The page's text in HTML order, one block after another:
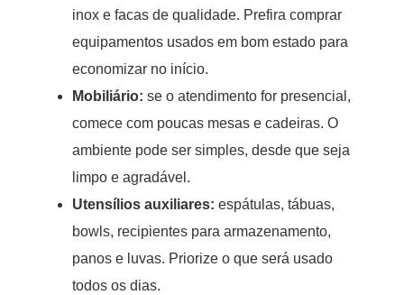
inox e facas de qualidade. Prefira comprar
equipamentos usados em bom estado para
economizar no início.
Mobiliário: se o atendimento for presencial,
comece com poucas mesas e cadeiras. O
ambiente pode ser simples, desde que seja
limpo e agradável.
Utensílios auxiliares: espátulas, tábuas,
bowls, recipientes para armazenamento,
panos e luvas. Priorize o que será usado
todos os dias.